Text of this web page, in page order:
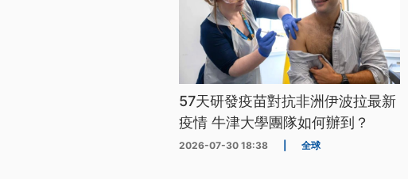
57天研發疫苗對抗非洲伊波拉最新
疫情 牛津大學團隊如何辦到？
2026-07-30 18:38 全球